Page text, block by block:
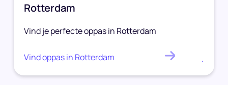
Rotterdam
Vind je perfecte oppas in Rotterdam
Vind oppas in Rotterdam .